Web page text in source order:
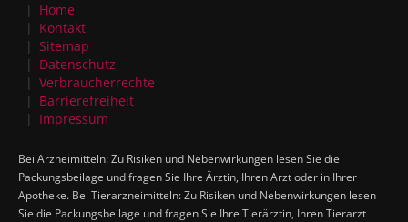
Home
Kontakt
Sitemap
Datenschutz
Verbraucherrechte
Barrierefreiheit
Impressum
Bei Arzneimitteln: Zu Risiken und Nebenwirkungen lesen Sie die
Packungsbeilage und fragen Sie Ihre Ärztin, Ihren Arzt oder in Ihrer
Apotheke. Bei Tierarzneimitteln: Zu Risiken und Nebenwirkungen lesen
Sie die Packungsbeilage und fragen Sie Ihre Tierärztin, Ihren Tierarzt